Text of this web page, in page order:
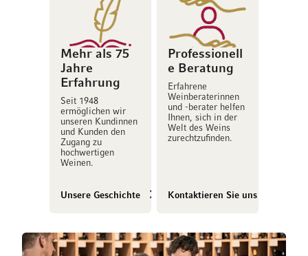
Mehr als 75
Jahre
Erfahrung
Seit 1948
ermöglichen wir
unseren Kundinnen
und Kunden den
Zugang zu
hochwertigen
Weinen.
Unsere Geschichte
Professionell
e Beratung
Erfahrene
Weinberaterinnen
und -berater helfen
Ihnen, sich in der
Welt des Weins
zurechtzufinden.
Kontaktieren Sie uns